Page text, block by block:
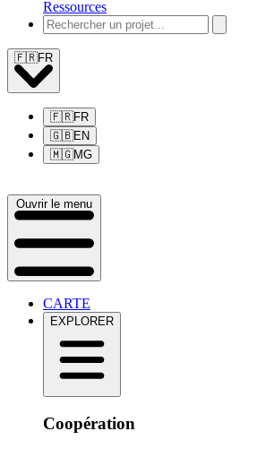
Ressources
🇫🇷FR
🇫🇷FR
🇬🇧EN
🇲🇬MG
Ouvrir le menu
CARTE
EXPLORER
Coopération